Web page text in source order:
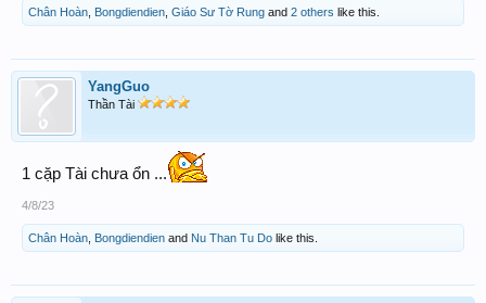
Chân Hoàn Bongdiendien Giáo Sư Tờ Rung and 2 others like this.
YangGuo
Thần Tài
1 cặp Tài chưa ổn ...
4/8/23
Chân Hoàn Bongdiendien and Nu Than Tu Do like this.